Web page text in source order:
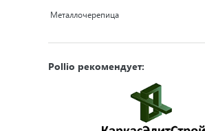
Металлочерепица
Pollio рекомендует: